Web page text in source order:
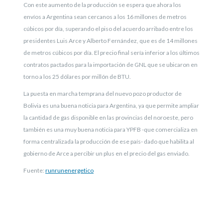
Con este aumento de la producción se espera que ahora los
envíos a Argentina sean cercanos a los 16 millones de metros
cúbicos por día, superando el piso del acuerdo arribado entre los
presidentes Luis Arce y Alberto Fernández, que es de 14 millones
de metros cúbicos por día. El precio final sería inferior a los últimos
contratos pactados para la importación de GNL que se ubicaron en
torno a los 25 dólares por millón de BTU.
La puesta en marcha temprana del nuevo pozo productor de
Bolivia es una buena noticia para Argentina, ya que permite ampliar
la cantidad de gas disponible en las provincias del noroeste, pero
también es una muy buena noticia para YPFB -que comercializa en
forma centralizada la producción de ese país- dado que habilita al
gobierno de Arce a percibir un plus en el precio del gas enviado.
Fuente: runrunenergetico